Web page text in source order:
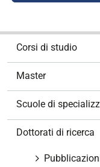
Corsi di studio
Master
Scuole di
Dottorati di ricerca